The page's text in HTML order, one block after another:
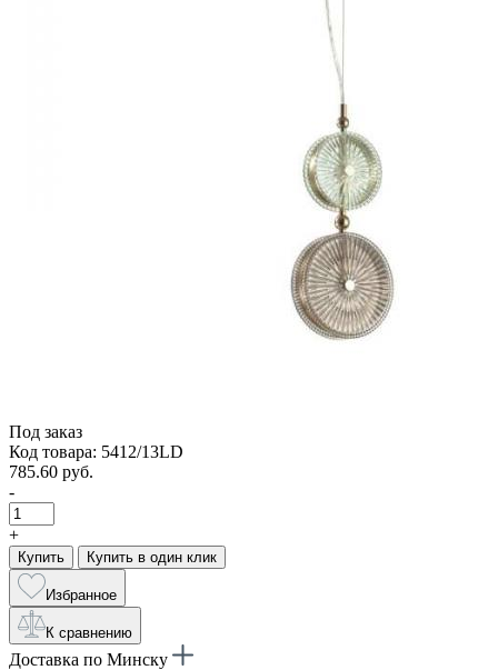
Под заказ
Код товара: 5412/13LD
785.60 руб.
-
+
Купить Купить в один клик
Избранное
К сравнению
Доставка по Минску